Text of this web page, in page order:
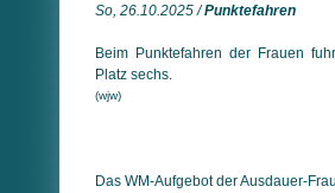
So, 26.10.2025 /Punktefahren
Beim Punktefahren der Frauen
Platz sechs.
(wjw)
Das WM-Aufgebot der Ausdauer-